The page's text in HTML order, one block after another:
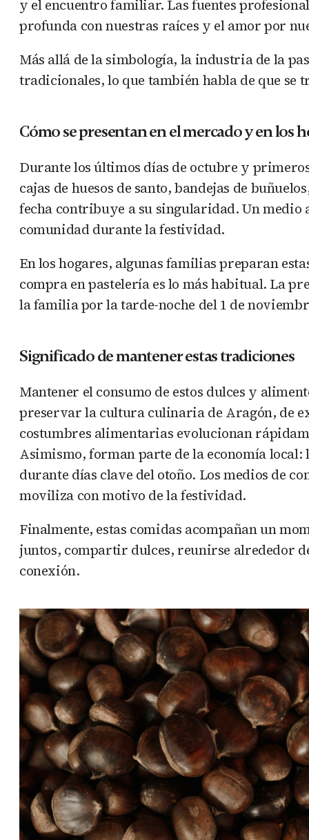
y el encuentro familiar. Las fuentes
profunda con nuestras raíces y el amor por
Más allá de la simbología, la industria de la
tradicionales, lo que también habla de que
Cómo se presentan en el mercado y en los
Durante los últimos días de octubre y
cajas de huesos de santo, bandejas de
fecha contribuye a su singularidad. Un medio
comunidad durante la festividad.
En los hogares, algunas familias preparan
compra en pastelería es lo más habitual. La
la familia por la tarde-noche del 1 de
Significado de mantener estas tradiciones
Mantener el consumo de estos dulces y
preservar la cultura culinaria de Aragón, de
costumbres alimentarias evolucionan
Asimismo, forman parte de la economía local:
durante días clave del otoño. Los medios de
moviliza con motivo de la festividad.
Finalmente, estas comidas acompañan un
juntos, compartir dulces, reunirse alrededor
conexión.